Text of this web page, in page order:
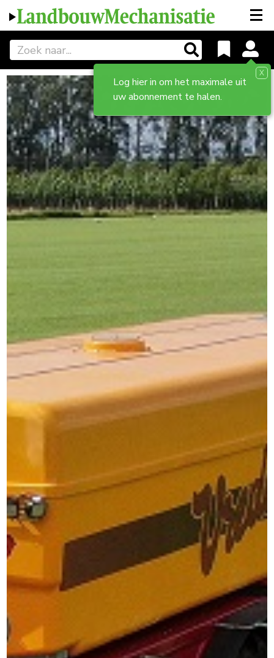
Log hier in om het maximale uit
uw abonnement te halen.
X